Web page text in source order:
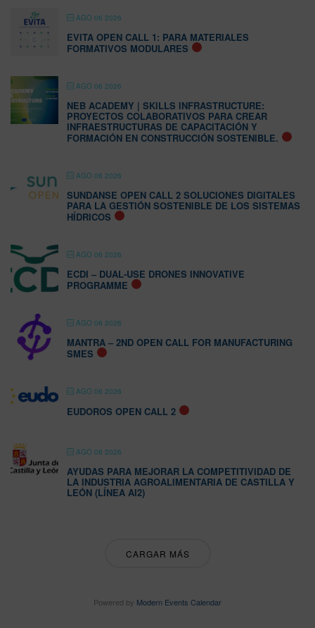
AGO 06 2026
EVITA OPEN CALL 1: PARA MATERIALES
FORMATIVOS MODULARES
AGO 06 2026
NEB ACADEMY | SKILLS INFRASTRUCTURE:
PROYECTOS COLABORATIVOS PARA CREAR
INFRAESTRUCTURAS DE CAPACITACIÓN Y
FORMACIÓN EN CONSTRUCCIÓN SOSTENIBLE.
AGO 06 2026
SUNDANSE OPEN CALL 2 SOLUCIONES DIGITALES
PARA LA GESTIÓN SOSTENIBLE DE LOS SISTEMAS
HÍDRICOS
AGO 06 2026
ECDI – DUAL-USE DRONES INNOVATIVE
PROGRAMME
AGO 06 2026
MANTRA – 2ND OPEN CALL FOR MANUFACTURING
SMES
AGO 06 2026
EUDOROS OPEN CALL 2
AGO 06 2026
AYUDAS PARA MEJORAR LA COMPETITIVIDAD DE
LA INDUSTRIA AGROALIMENTARIA DE CASTILLA Y
LEÓN (LÍNEA AI2)
CARGAR MÁS
Powered by Modern Events Calendar